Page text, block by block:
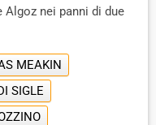
Algoz nei panni di due
MEAKIN
SIGLE